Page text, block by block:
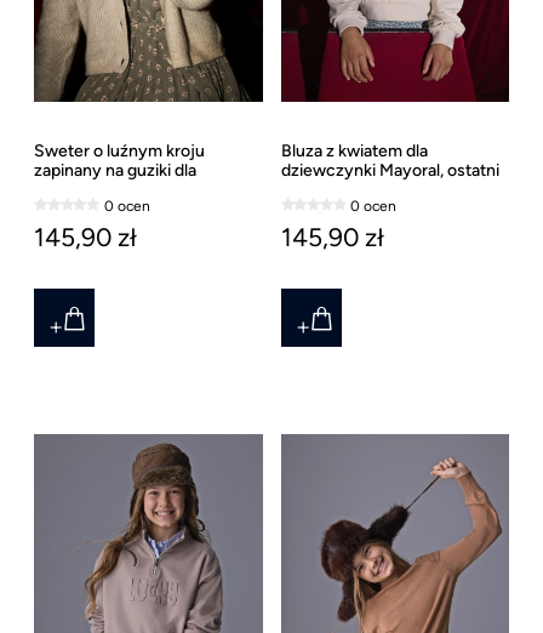
Sweter o luźnym kroju
zapinany na guziki dla
rozmiar 1570 ocen
145,90 zł
Bluza z kwiatem dla
dziewczynki Mayoral, ostatni
0 ocen
145,90 zł